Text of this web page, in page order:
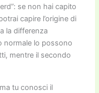
se non hai capito
capire l’origine di
la differenza
normale lo possono
mentre il secondo
tu conosci il